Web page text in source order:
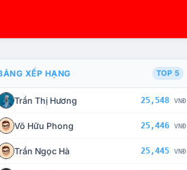
CHẾ TÀI XỬ LÝ VI PHẠM
XẾP HẠNG TOP 5
Trần Thị Hương 25,548 VNĐ
Võ Hữu Phong 25,446 VNĐ
Trần Ngọc Hà 25,445 VNĐ